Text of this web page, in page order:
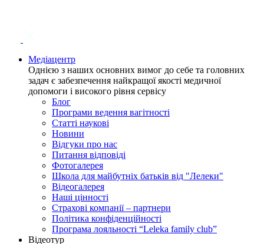
Медіацентр
Однією з наших основних вимог до себе та головних
задач є забезпечення найкращої якості медичної
допомоги і високого рівня сервісу
Блог
Програми ведення вагітності
Статті наукові
Новини
Відгуки про нас
Питання відповіді
Фотогалерея
Школа для майбутніх батьків від "Лелеки"
Відеогалерея
Наші цінності
Страхові компанії – партнери
Політика конфіденційності
Програма лояльності “Leleka family club”
Відеотур